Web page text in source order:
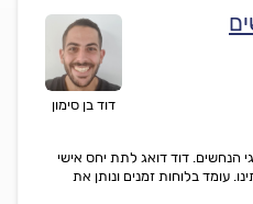
דוד בן סימון
הנחשים. דוד דואג לתת יחס אישי
עומד בלוחות זמנים ונותן את